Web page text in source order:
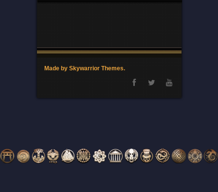
Made by Skywarrior Themes.